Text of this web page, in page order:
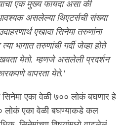
एक मुख्य फायदा असा की
असलेल्या थिएटर्सची संख्या
एखादा सिनेमा तरुणांना
भागात तरुणांची गर्दी जेव्हा होते
येतो. म्हणजे असलेली प्रदर्शन
वापरता येते.'
एका वेळी ७०० लोकं बघणार हे
लोकं एका वेळी बघण्याकडे कल